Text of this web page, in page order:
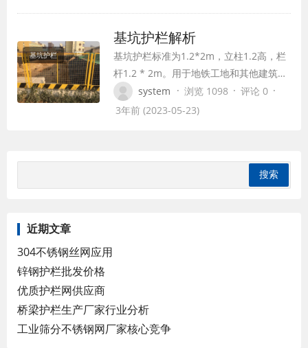
提示隔离的标志作用。基坑防护护栏的样
式分为喷塑焊接网框，另一种网为钢丝
网。 这两种风格…
基坑护栏
基坑护栏解析
基坑护栏标准为1.2*2m，立柱1.2高，栏
杆1.2 * 2m。用于地铁工地和其他建筑工
地的边界防护。 基坑护栏的主要用途有:
1.防止人员不慎掉入基坑，可以在基坑护
防止杂物掉入基坑，因为基坑的护栏网网
system · 浏览 1098 · 评论 0 ·
3年前 (2023-05-23)
近期文章
304不锈钢丝网应用
锌钢护栏批发价格
优质护栏网供应商
桥梁护栏生产厂家行业分析
工业筛分不锈钢网厂家核心竞争